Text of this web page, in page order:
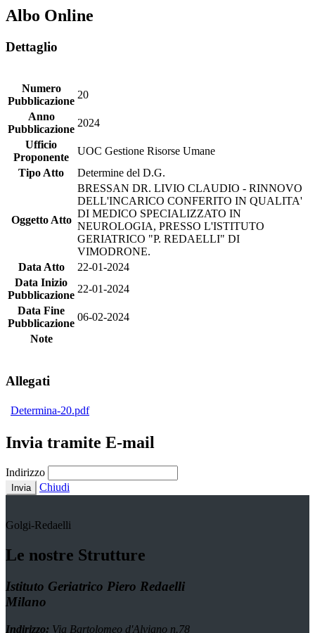
Albo Online
Dettaglio
Numero
Pubblicazione
20
Anno
Pubblicazione
2024
Ufficio
Proponente
UOC Gestione Risorse Umane
Tipo Atto
Determine del D.G.
Oggetto Atto
BRESSAN DR. LIVIO CLAUDIO - RINNOVO
DELL'INCARICO CONFERITO IN QUALITA'
DI MEDICO SPECIALIZZATO IN
NEUROLOGIA, PRESSO L'ISTITUTO
GERIATRICO "P. REDAELLI" DI
VIMODRONE.
Data Atto
22-01-2024
Data Inizio
Pubblicazione
22-01-2024
Data Fine
Pubblicazione
06-02-2024
Note
Allegati
Determina-20.pdf
Invia tramite E-mail
Indirizzo
Invia Chiudi
Golgi-Redaelli
Le nostre Strutture
Istituto Geriatrico Piero Redaelli
Milano
Indirizzo: Via Bartolomeo d'Alviano n.78